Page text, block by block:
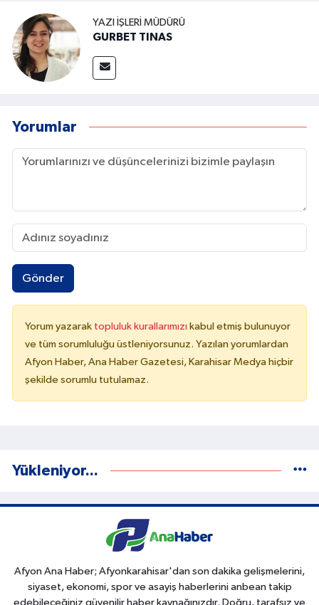
YAZI İŞLERI MÜDÜRÜ
GURBET TINAS
Yorumlar
Gönder
Yorum yazarak topluluk kurallarımızı kabul etmiş bulunuyor
ve tüm sorumluluğu üstleniyorsunuz. Yazılan yorumlardan
Afyon Haber, Ana Haber Gazetesi, Karahisar Medya hiçbir
şekilde sorumlu tutulamaz.
Yükleniyor...
Afyon Ana Haber; Afyonkarahisar'dan son dakika gelişmelerini,
siyaset, ekonomi, spor ve asayiş haberlerini anbean takip
edebileceğiniz güvenilir haber kaynağınızdır. Doğru, tarafsız ve